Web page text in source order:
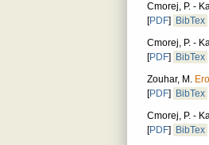
Cmorej, P. -
[PDF] BibTex
Cmorej, P. -
[PDF] BibTex
Zouhar, M.
[PDF] BibTex
Cmorej, P. -
[PDF] BibTex